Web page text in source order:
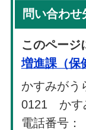
問い合わせ
このページ
増進課（保
かすみが
0121 かす
電話番号：